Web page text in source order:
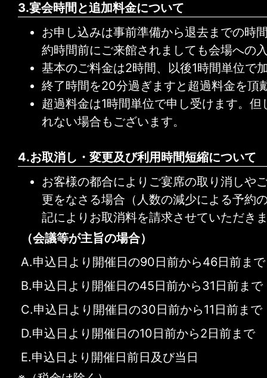
3.宴会時間と追加料金について
お申し込みは事前準備から退去までの時
約時間前にご来館されましても会場への
基本のご料金は2時間、以後1時間単位で
終了時間を20分過ぎますと超過料金を頂
超過料金は1時間単位で申し受けます。
れない場合もございます。
4.お取消し・変更及び利用時間短縮について
お客様の都合によりご宴席の取り消しや
更をなさる場合（人数の減少による予約
記によりお取消料を請求させていただき
（会議等が主旨の場合）
A.申込日より開催日の90日前から46日前まで
B.申込日より開催日の45日前から31日前まで
C.申込日より開催日の30日前から11日前まで
D.申込日より開催日の10日前から2日前まで
E.申込日より開催日前日及び当日